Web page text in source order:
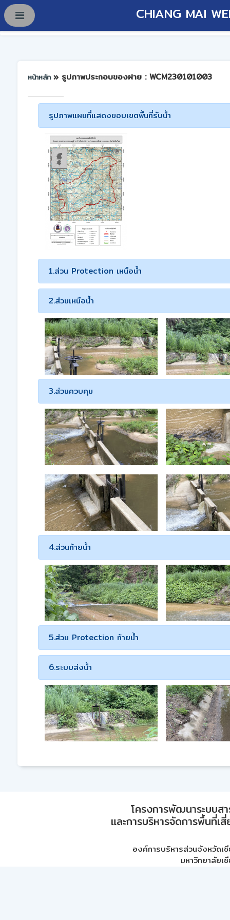
CHIANG MAI
หน้าหลัก » รูปภาพประกอบของฝาย : WCM230101003
รูปภาพแผนที่แสดงขอบเขตพื้นที่รับน้ำ
1.ส่วน Protection เหนือน้ำ
2.ส่วนเหนือน้ำ
3.ส่วนควบคุม
4.ส่วนท้ายน้ำ
5.ส่วน Protection ท้ายน้ำ
6.ระบบส่งน้ำ
โครงการพัฒนาระบบส
และการบริหารจัดการพื้นที่เ
องค์การบริหารส่วนจังหวัดเ
มหาวิทยาลัยเ